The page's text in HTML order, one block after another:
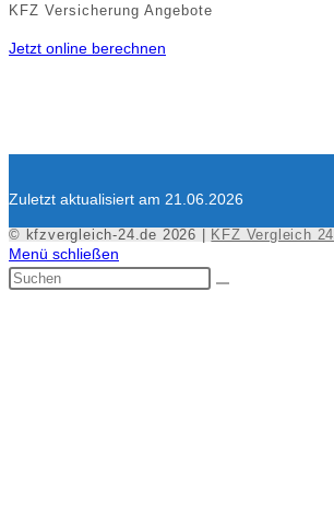
KFZ Versicherung Angebote
Jetzt online berechnen
Zuletzt aktualisiert am 21.06.2026
© kfzvergleich-24.de 2026 | KFZ Vergleich 24
Menü schließen